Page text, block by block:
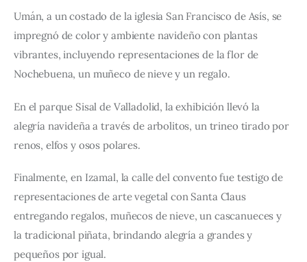
Umán, a un costado de la iglesia San Francisco de Asís, se
impregnó de color y ambiente navideño con plantas
vibrantes, incluyendo representaciones de la flor de
Nochebuena, un muñeco de nieve y un regalo.
En el parque Sisal de Valladolid, la exhibición llevó la
alegría navideña a través de arbolitos, un trineo tirado por
renos, elfos y osos polares.
Finalmente, en Izamal, la calle del convento fue testigo de
representaciones de arte vegetal con Santa Claus
entregando regalos, muñecos de nieve, un cascanueces y
la tradicional piñata, brindando alegría a grandes y
pequeños por igual.